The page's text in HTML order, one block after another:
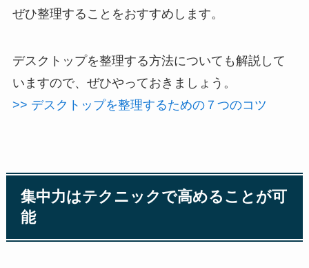
ぜひ整理することをおすすめします。
デスクトップを整理する方法についても解説して
いますので、ぜひやっておきましょう。
>> デスクトップを整理するための７つのコツ
集中力はテクニックで高めることが可
能